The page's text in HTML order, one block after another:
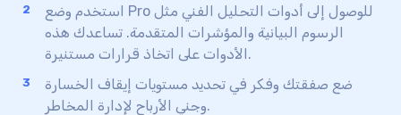
استخدم وضع Pro للوصول إلى أدوات التحليل الفني مثل
الرسوم البيانية والمؤشرات المتقدمة. تساعدك هذه
الأدوات على اتخاذ قرارات مستنيرة.
ضع صفقتك وفكر في تحديد مستويات إيقاف الخسارة
وجني الأرباح لإدارة المخاطر.